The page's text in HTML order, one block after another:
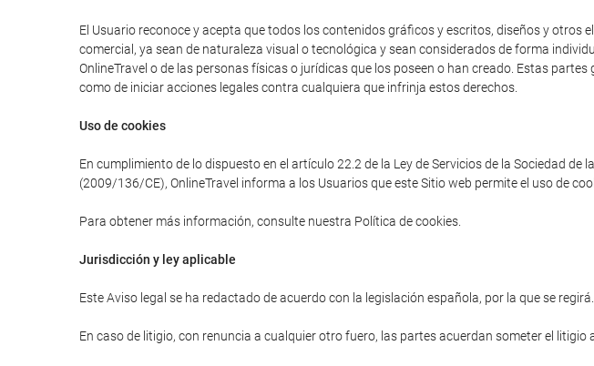
El Usuario reconoce y acepta que todos los contenidos gráficos y escritos, diseños y
comercial, ya sean de naturaleza visual o tecnológica y sean considerados de forma
OnlineTravel o de las personas físicas o jurídicas que los poseen o han creado. Estas
como de iniciar acciones legales contra cualquiera que infrinja estos derechos.
Uso de cookies
En cumplimiento de lo dispuesto en el artículo 22.2 de la Ley de Servicios de la Sociedad
(2009/136/CE), OnlineTravel informa a los Usuarios que este Sitio web permite el uso de
Para obtener más información, consulte nuestra Política de cookies.
Jurisdicción y ley aplicable
Este Aviso legal se ha redactado de acuerdo con la legislación española, por la que se regirá.
En caso de litigio, con renuncia a cualquier otro fuero, las partes acuerdan someter el